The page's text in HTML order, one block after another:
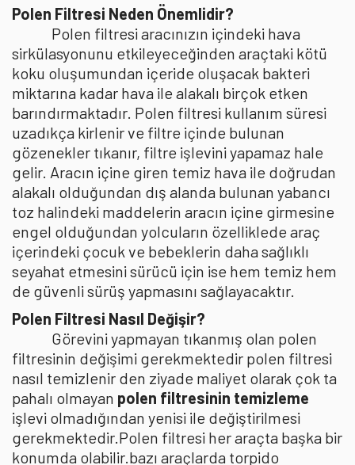
Polen Filtresi Neden Önemlidir?
Polen filtresi aracınızın içindeki hava
sirkülasyonunu etkileyeceğinden araçtaki kötü
koku oluşumundan içeride oluşacak bakteri
miktarına kadar hava ile alakalı birçok etken
barındırmaktadır. Polen filtresi kullanım süresi
uzadıkça kirlenir ve filtre içinde bulunan
gözenekler tıkanır, filtre işlevini yapamaz hale
gelir. Aracın içine giren temiz hava ile doğrudan
alakalı olduğundan dış alanda bulunan yabancı
toz halindeki maddelerin aracın içine girmesine
engel olduğundan yolcuların özelliklede araç
içerindeki çocuk ve bebeklerin daha sağlıklı
seyahat etmesini sürücü için ise hem temiz hem
de güvenli sürüş yapmasını sağlayacaktır.
Polen Filtresi Nasıl Değişir?
Görevini yapmayan tıkanmış olan polen
filtresinin değişimi gerekmektedir polen filtresi
nasıl temizlenir den ziyade maliyet olarak çok ta
pahalı olmayan polen filtresinin temizleme
işlevi olmadığından yenisi ile değiştirilmesi
gerekmektedir.Polen filtresi her araçta başka bir
konumda olabilir.bazı araçlarda torpido